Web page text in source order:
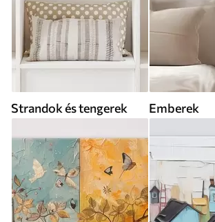
Strandok és tengerek Emberek